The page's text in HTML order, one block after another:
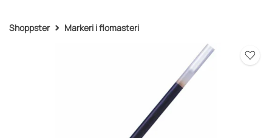
Shoppster Markeri i flomasteri